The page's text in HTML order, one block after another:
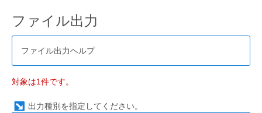
ファイル出力
ファイル出力ヘルプ
対象は1件です。
出力種別を指定してください。